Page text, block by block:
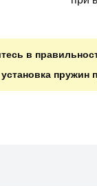
в
пружин